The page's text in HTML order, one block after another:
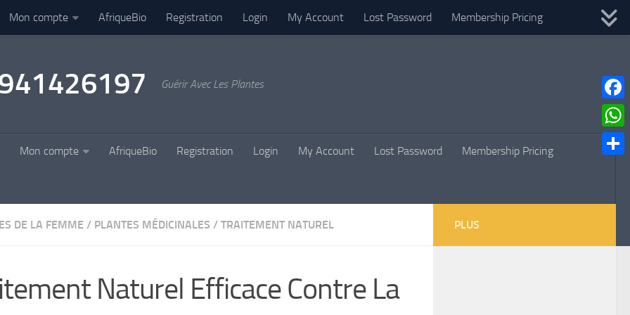
Mon compte AfriqueBio Registration Login My Account Lost Password Membership Pricing
Guérir Avec Les Plantes
Mon compte AfriqueBio Registration Login My Account Lost Password Membership Pricing
DE LA FEMME / PLANTES MÉDICINALES / TRAITEMENT NATUREL
Naturel Efficace Contre La
PLUS